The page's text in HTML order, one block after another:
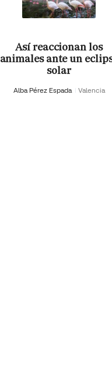
Así reaccionan los
animales ante un
solar
Alba Pérez Espada Valencia